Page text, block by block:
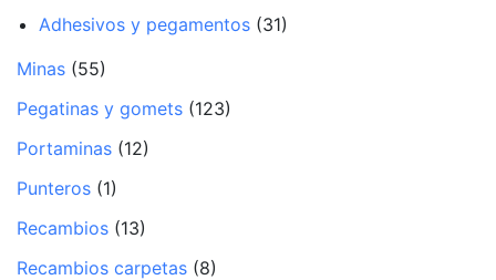
Adhesivos y pegamentos (31)
Minas (55)
Pegatinas y gomets (123)
Portaminas (12)
Punteros (1)
Recambios (13)
Recambios carpetas (8)